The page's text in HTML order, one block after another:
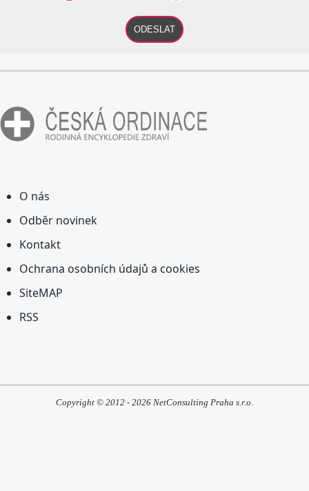
ODESLAT
O nás
Odběr novinek
Kontakt
Ochrana osobních údajů a cookies
SiteMAP
RSS
Copyright © 2012 - 2026 NetConsulting Praha s.r.o.